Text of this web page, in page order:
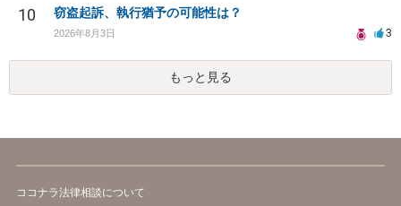
10 窃盗起訴、執行猶予の可能性は？
2026年8月3日 3
もっと見る
ココナラ法律相談について